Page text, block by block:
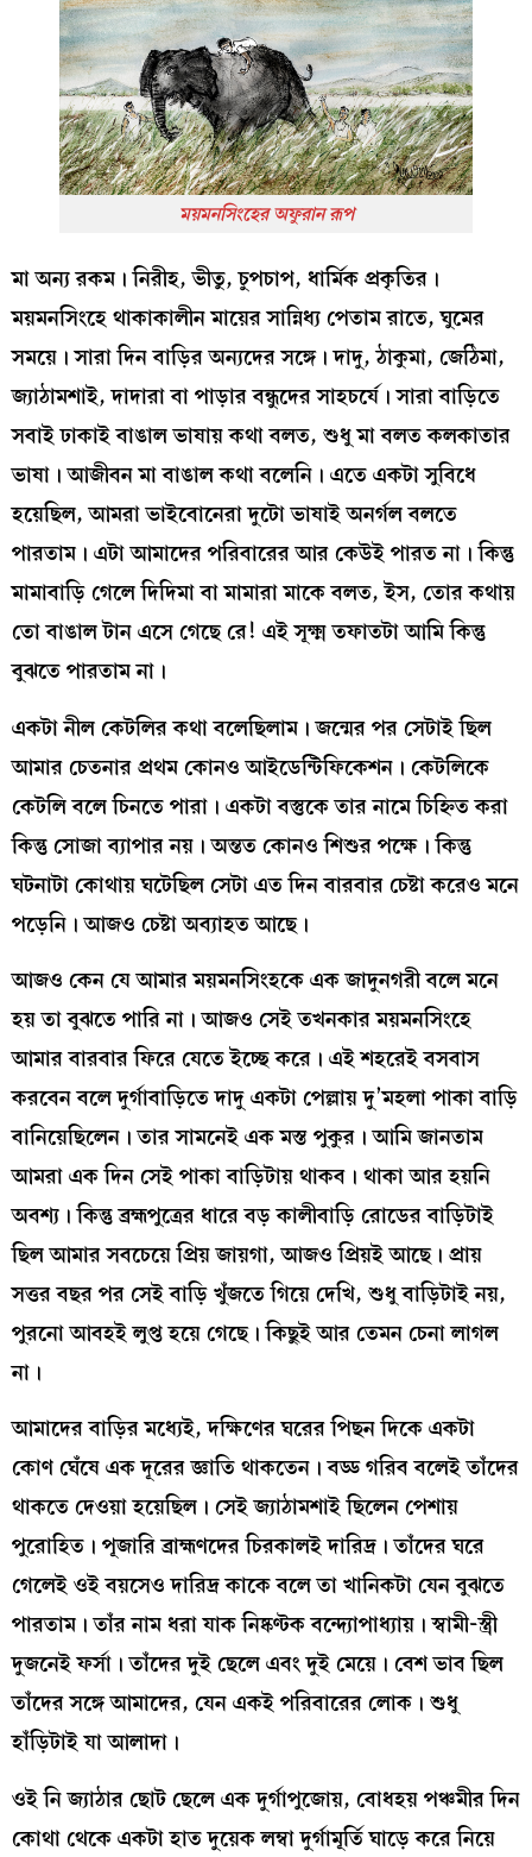
ময়মনসিংহের অফুরান রূপ
মা অন্য রকম। নিরীহ, ভীতু, চুপচাপ, ধার্মিক প্রকৃতির।
ময়মনসিংহে থাকাকালীন মায়ের সান্নিধ্য পেতাম রাতে, ঘুমের
সময়ে। সারা দিন বাড়ির অন্যদের সঙ্গে। দাদু, ঠাকুমা, জেঠিমা,
জ্যাঠামশাই, দাদারা বা পাড়ার বন্ধুদের সাহচর্যে। সারা বাড়িতে
সবাই ঢাকাই বাঙাল ভাষায় কথা বলত, শুধু মা বলত কলকাতার
ভাষা। আজীবন মা বাঙাল কথা বলেনি। এতে একটা সুবিধে
হয়েছিল, আমরা ভাইবোনেরা দুটো ভাষাই অনর্গল বলতে
পারতাম। এটা আমাদের পরিবারের আর কেউই পারত না। কিন্তু
মামাবাড়ি গেলে দিদিমা বা মামারা মাকে বলত, ইস, তোর কথায়
তো বাঙাল টান এসে গেছে রে! এই সূক্ষ্ম তফাতটা আমি কিন্তু
বুঝতে পারতাম না।
একটা নীল কেটলির কথা বলেছিলাম। জন্মের পর সেটাই ছিল
আমার চেতনার প্রথম কোনও আইডেন্টিফিকেশন। কেটলিকে
কেটলি বলে চিনতে পারা। একটা বস্তুকে তার নামে চিহ্নিত করা
কিন্তু সোজা ব্যাপার নয়। অন্তত কোনও শিশুর পক্ষে। কিন্তু
ঘটনাটা কোথায় ঘটেছিল সেটা এত দিন বারবার চেষ্টা করেও মনে
পড়েনি। আজও চেষ্টা অব্যাহত আছে।
আজও কেন যে আমার ময়মনসিংহকে এক জাদুনগরী বলে মনে
হয় তা বুঝতে পারি না। আজও সেই তখনকার ময়মনসিংহে
আমার বারবার ফিরে যেতে ইচ্ছে করে। এই শহরেই বসবাস
করবেন বলে দুর্গাবাড়িতে দাদু একটা পেল্লায় দু’মহলা পাকা বাড়ি
বানিয়েছিলেন। তার সামনেই এক মস্ত পুকুর। আমি জানতাম
আমরা এক দিন সেই পাকা বাড়িটায় থাকব। থাকা আর হয়নি
অবশ্য। কিন্তু ব্রহ্মপুত্রের ধারে বড় কালীবাড়ি রোডের বাড়িটাই
ছিল আমার সবচেয়ে প্রিয় জায়গা, আজও প্রিয়ই আছে। প্রায়
সত্তর বছর পর সেই বাড়ি খুঁজতে গিয়ে দেখি, শুধু বাড়িটাই নয়,
পুরনো আবহই লুপ্ত হয়ে গেছে। কিছুই আর তেমন চেনা লাগল
না।
আমাদের বাড়ির মধ্যেই, দক্ষিণের ঘরের পিছন দিকে একটা
কোণ ঘেঁষে এক দূরের জ্ঞাতি থাকতেন। বড্ড গরিব বলেই তাঁদের
থাকতে দেওয়া হয়েছিল। সেই জ্যাঠামশাই ছিলেন পেশায়
পুরোহিত। পূজারি ব্রাহ্মণদের চিরকালই দারিদ্র। তাঁদের ঘরে
গেলেই ওই বয়সেও দারিদ্র কাকে বলে তা খানিকটা যেন বুঝতে
পারতাম। তাঁর নাম ধরা যাক নিষ্কণ্টক বন্দ্যোপাধ্যায়। স্বামী-স্ত্রী
দুজনেই ফর্সা। তাঁদের দুই ছেলে এবং দুই মেয়ে। বেশ ভাব ছিল
তাঁদের সঙ্গে আমাদের, যেন একই পরিবারের লোক। শুধু
হাঁড়িটাই যা আলাদা।
ওই নি জ্যাঠার ছোট ছেলে এক দুর্গাপুজোয়, বোধহয় পঞ্চমীর দিন
কোথা থেকে একটা হাত দুয়েক লম্বা দুর্গামূর্তি ঘাড়ে করে নিয়ে